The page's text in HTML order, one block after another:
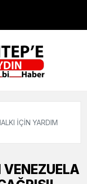
İÇİN YARDIM